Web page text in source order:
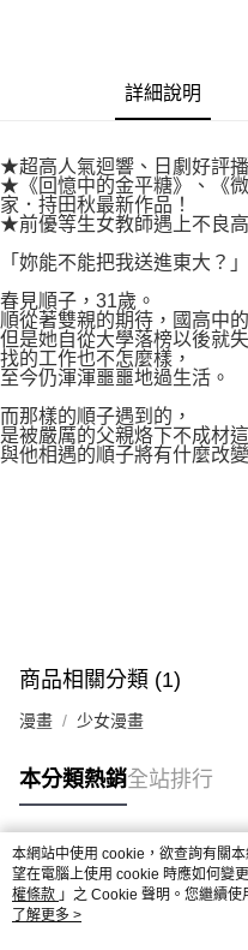
恩沛科技股份有限公司將有權停
詳細說明
★超高人氣迴響、日劇好評
★《回憶中的金平糖》、《
家．持田秋最新作品！
★前優等生女教師遇上不良
「妳能不能把我送進東大？」
春見順子，31歲。
順從著雙親的期待，國高中
但是她自從大學落榜以後就
找的工作也不怎麼樣，
至今仍渾渾噩噩地過生活。
而那樣的順子遇到的，
是被嚴厲的父親烙下不成材
與他相遇的順子將有什麼改
商品相關分類 (1)
漫畫 少女漫畫
本分類熱銷全站排行
熱門標籤
本網站中使用 cookie，欲查詢有關
望在電腦上使用 cookie 時應如何變
權條款 」之 Cookie 聲明。您繼續
用條款之 Cookie 聲明使用 cookie。
了解更多 >